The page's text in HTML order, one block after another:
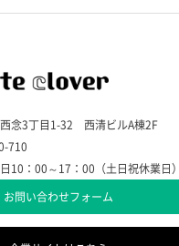
念3丁目1-32 西清ビルA棟2F
710
10：00～17：00（土日祝休業日）
お問い合わせフォーム